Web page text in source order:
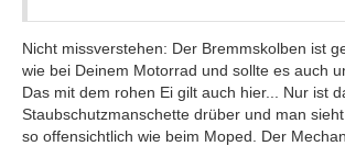
Nicht missverstehen: Der Bremmskolben ist
wie bei Deinem Motorrad und sollte es auch
Das mit dem rohen Ei gilt auch hier... Nur ist
Staubschutzmanschette drüber und man
so offensichtlich wie beim Moped. Der